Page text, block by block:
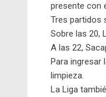
presente con
Tres partidos
Sobre las 20,
A las 22,
Para ingresar
limpieza.
La Liga